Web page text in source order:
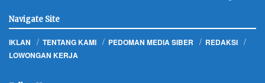
Navigate Site
IKLAN TENTANG KAMI PEDOMAN MEDIA SIBER
REDAKSI
LOWONGAN KERJA